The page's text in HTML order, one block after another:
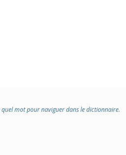
quel mot pour naviguer dans le dictionnaire.